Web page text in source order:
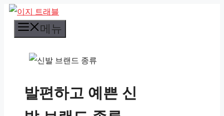
컨
메뉴
발편하고 예쁜 신